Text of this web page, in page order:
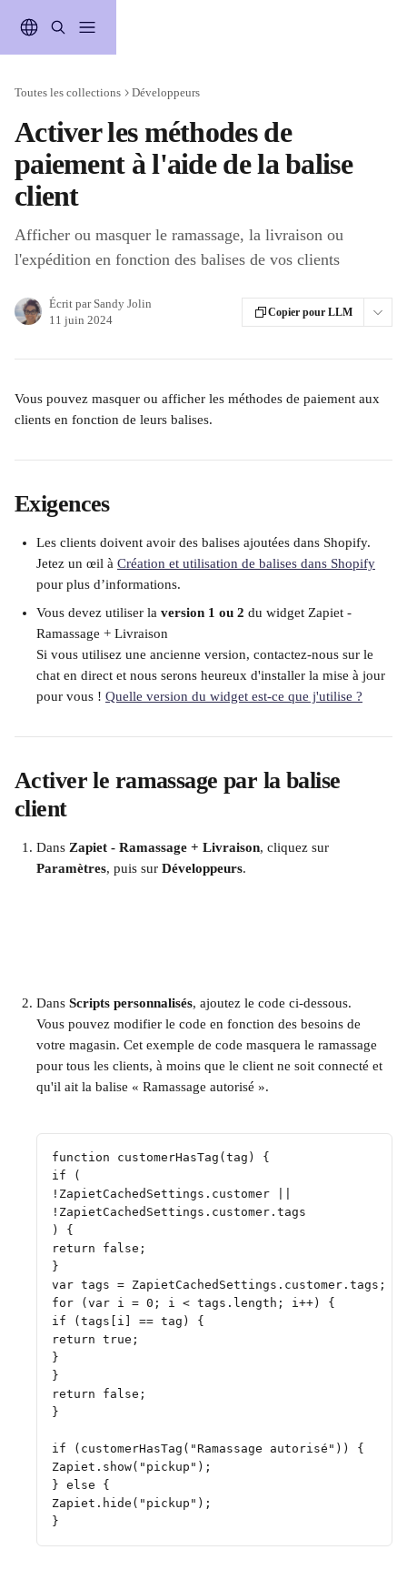
Toutes les collections Développeurs
Activer les méthodes de
paiement à l'aide de la balise
client
Afficher ou masquer le ramassage, la livraison ou
l'expédition en fonction des balises de vos clients
Écrit par Sandy Jolin
11 juin 2024
Copier pour LLM
Vous pouvez masquer ou afficher les méthodes de paiement aux
clients en fonction de leurs balises.
Exigences
Les clients doivent avoir des balises ajoutées dans Shopify.
Jetez un œil à Création et utilisation de balises dans Shopify
pour plus d’informations.
Vous devez utiliser la version 1 ou 2 du widget Zapiet -
Ramassage + Livraison
Si vous utilisez une ancienne version, contactez-nous sur le
chat en direct et nous serons heureux d'installer la mise à jour
pour vous ! Quelle version du widget est-ce que j'utilise ?
Activer le ramassage par la balise
client
Dans Zapiet - Ramassage + Livraison, cliquez sur
Paramètres, puis sur Développeurs.
Dans Scripts personnalisés, ajoutez le code ci-dessous.
Vous pouvez modifier le code en fonction des besoins de
votre magasin. Cet exemple de code masquera le ramassage
pour tous les clients, à moins que le client ne soit connecté et
qu'il ait la balise « Ramassage autorisé ».
function customerHasTag(tag) {
if (
!ZapietCachedSettings.customer ||
!ZapietCachedSettings.customer.tags
) {
return false;
}
var tags = ZapietCachedSettings.customer.tags;
for (var i = 0; i < tags.length; i++) {
if (tags[i] == tag) {
return true;
}
}
return false;
}
if (customerHasTag("Ramassage autorisé")) {
Zapiet.show("pickup");
} else {
Zapiet.hide("pickup");
}